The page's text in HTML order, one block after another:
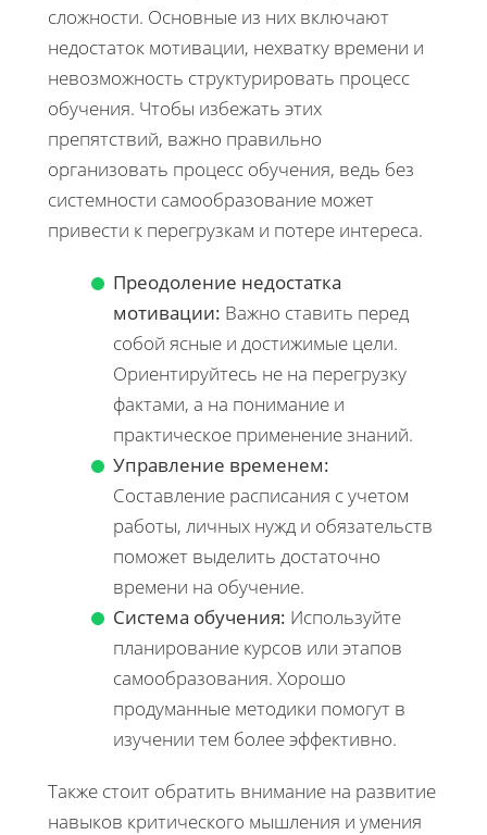
сложности. Основные из них включают
недостаток мотивации, нехватку времени и
невозможность структурировать процесс
обучения. Чтобы избежать этих
препятствий, важно правильно
организовать процесс обучения, ведь без
системности самообразование может
привести к перегрузкам и потере интереса.
Преодоление недостатка
мотивации: Важно ставить перед
собой ясные и достижимые цели.
Ориентируйтесь не на перегрузку
фактами, а на понимание и
практическое применение знаний.
Управление временем:
Составление расписания с учетом
работы, личных нужд и обязательств
поможет выделить достаточно
времени на обучение.
Система обучения: Используйте
планирование курсов или этапов
самообразования. Хорошо
продуманные методики помогут в
изучении тем более эффективно.
Также стоит обратить внимание на развитие
навыков критического мышления и умения